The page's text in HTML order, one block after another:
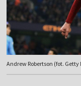
Andrew Robertson (fot. Getty